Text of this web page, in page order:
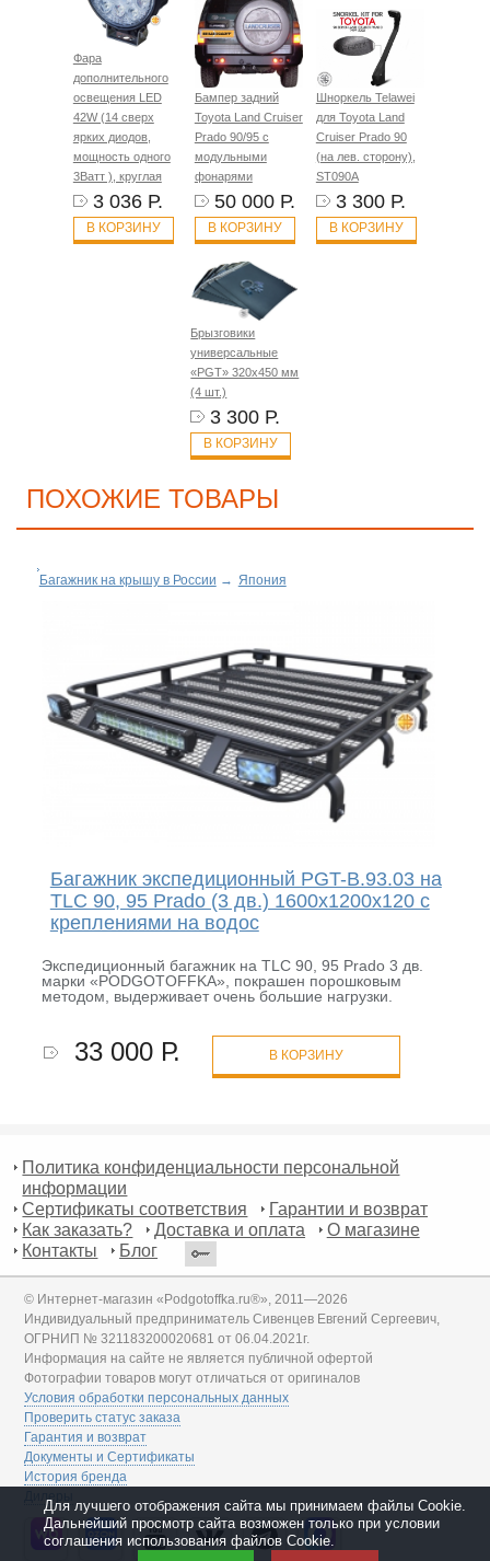
Фара
дополнительного
освещения LED
42W (14 сверх
ярких диодов,
мощность одного
3Ватт ), круглая
3 036 Р.
В КОРЗИНУ
Бампер задний
Toyota Land Cruiser
Prado 90/95 с
модульными
фонарями
50 000 Р.
В КОРЗИНУ
Шноркель Telawei
для Toyota Land
Cruiser Prado 90
(на лев. сторону),
ST090A
3 300 Р.
В КОРЗИНУ
Брызговики
универсальные
«PGT» 320х450 мм
(4 шт.)
3 300 Р.
В КОРЗИНУ
ПОХОЖИЕ ТОВАРЫ
Багажник на крышу в России → Япония
Багажник экспедиционный PGT-B.93.03 на
TLC 90, 95 Prado (3 дв.) 1600x1200х120 с
креплениями на водос
Экспедиционный багажник на TLC 90, 95 Prado 3 дв.
марки «PODGOTOFFKA», покрашен порошковым
методом, выдерживает очень большие нагрузки.
33 000 Р. В КОРЗИНУ
Политика конфиденциальности персональной
информации
Сертификаты соответствия
Гарантии и возврат
Как заказать?
Доставка и оплата
О магазине
Контакты
Блог
© Интернет-магазин «Podgotoffka.ru®», 2011—2026
Индивидуальный предприниматель Сивенцев Евгений Сергеевич,
ОГРНИП № 321183200020681 от 06.04.2021г.
Информация на сайте не является публичной офертой
Фотографии товаров могут отличаться от оригиналов
Условия обработки персональных данных
Проверить статус заказа
Гарантия и возврат
Документы и Сертификаты
История бренда
Дилеры
Для лучшего отображения сайта мы принимаем файлы Cookie.
Дальнейший просмотр сайта возможен только при условии
соглашения использования файлов Cookie.